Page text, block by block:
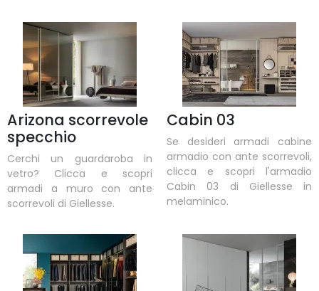
Arizona scorrevole
specchio
Cerchi un guardaroba in
vetro? Clicca e scopri
armadi a muro con ante
scorrevoli di Giellesse.
Cabin 03
Se desideri armadi cabine
armadio con ante scorrevoli,
clicca e scopri l'armadio
Cabin 03 di Giellesse in
melaminico.